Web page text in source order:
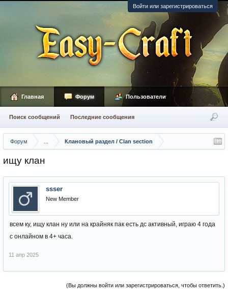
Войти или зарегистрироваться
Форум Клановый раздел / Сlan section
ищу клан
ssser
New Member
всем ку, ищу клан ну или на крайняк пак есть дс активный, играю 4 года
с онлайном в 4+ часа.
11 апр 2025
(Вы должны войти или зарегистрироваться, чтобы ответить.)
Главная Форум
Поиск сообщений Последние сообщения
Пользователи